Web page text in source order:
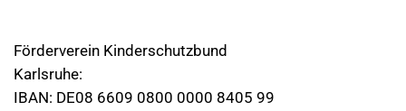
Förderverein Kinderschutzbund
Karlsruhe:
IBAN: DE08 6609 0800 0000 8405 99